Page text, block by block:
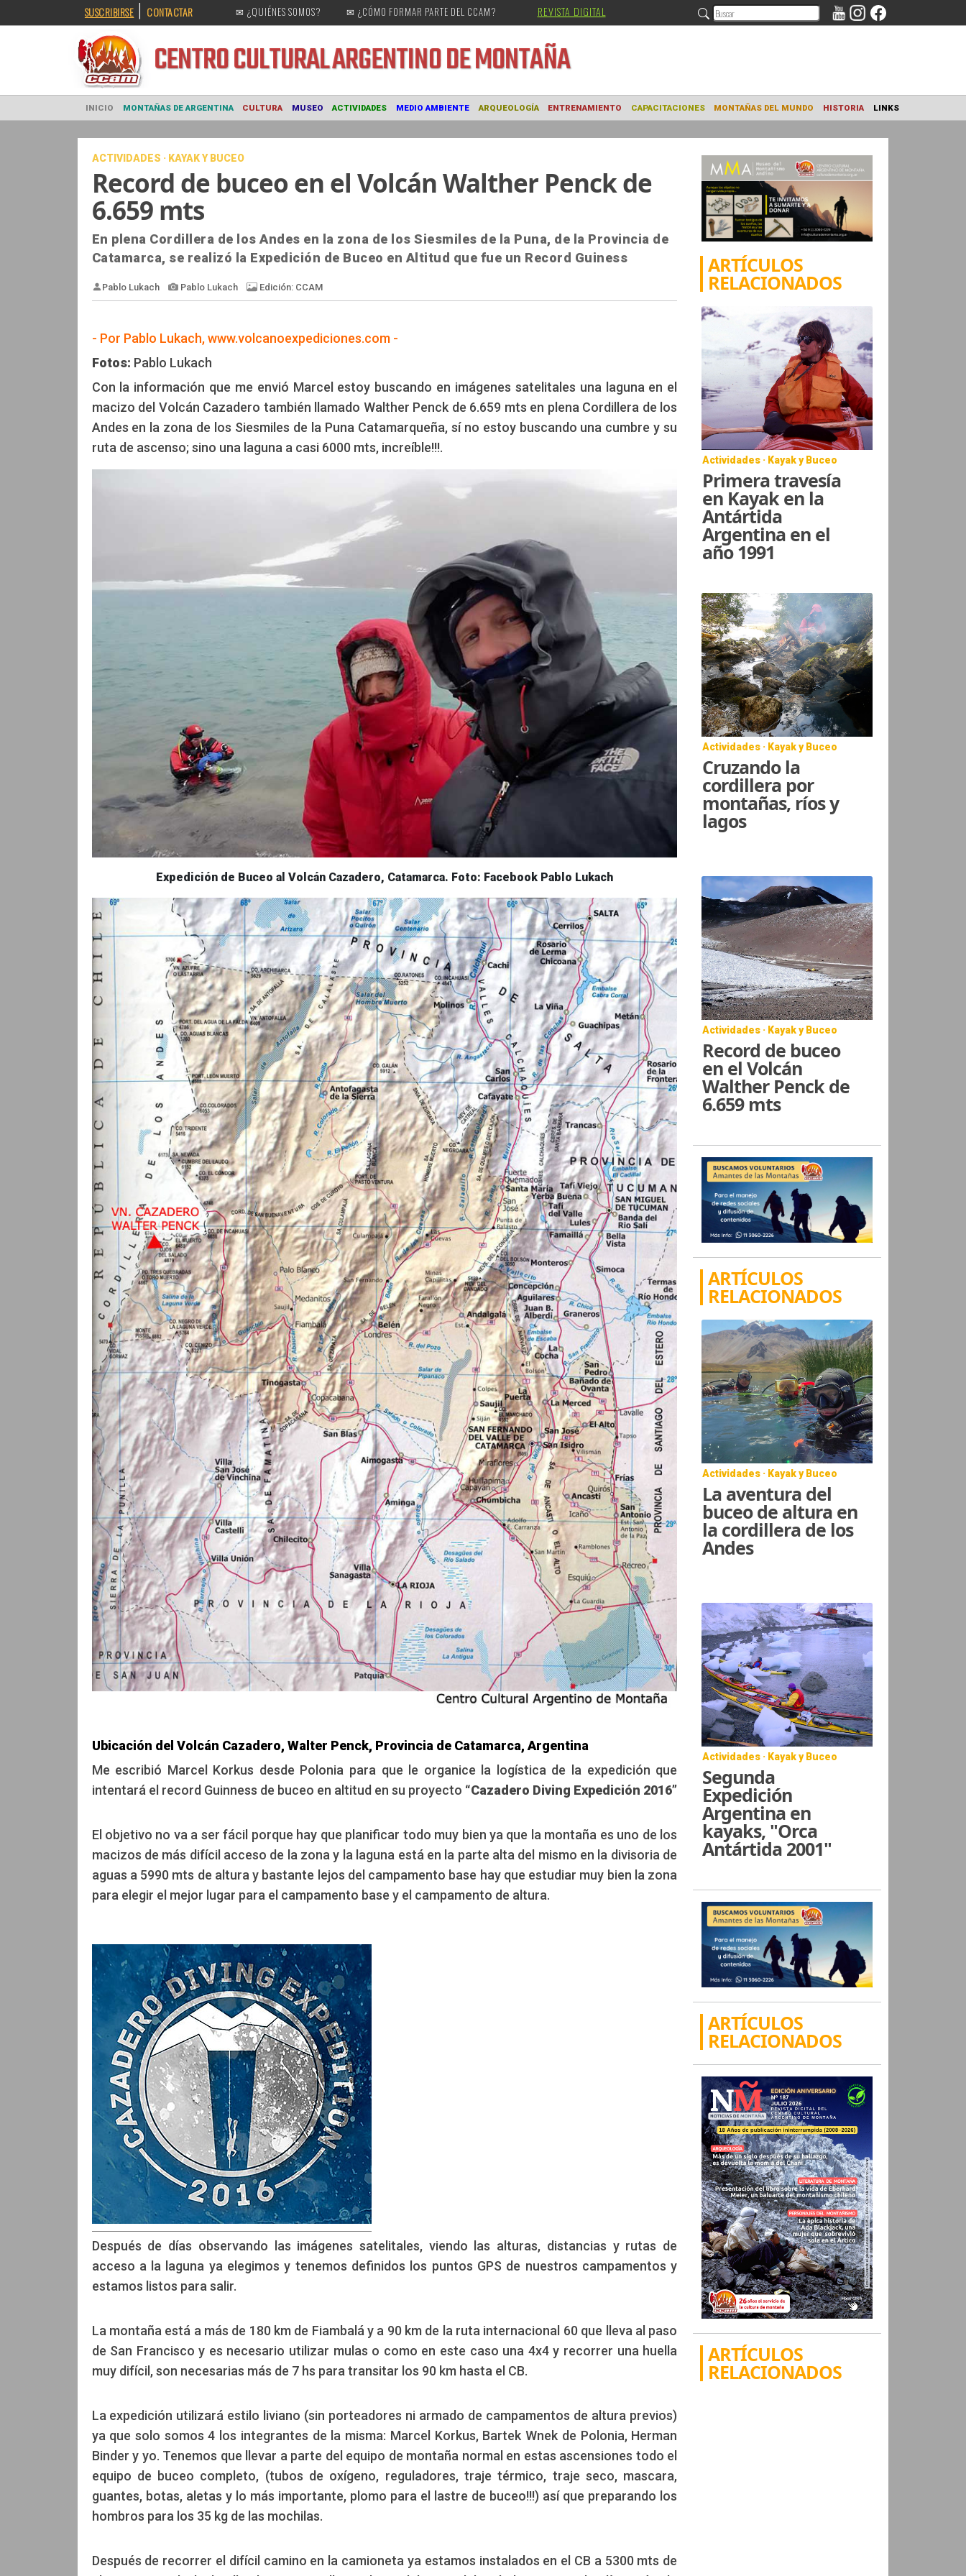
SUSCRIBIRSE | CONTACTAR ✉ ¿QUIÉNES SOMOS? ✉ ¿CÓMO FORMAR PARTE DEL CCAM? REVISTA DIGITAL
CENTRO CULTURALARGENTINO DE MONTAÑA
INICIO MONTAÑAS DE ARGENTINA CULTURA MUSEO ACTIVIDADES MEDIO AMBIENTE ARQUEOLOGÍA ENTRENAMIENTO CAPACITACIONES MONTAÑAS DEL MUNDO HISTORIA
ACTIVIDADES · KAYAK Y BUCEO
Record de buceo en el Volcán Walther Penck de
6.659 mts
En plena Cordillera de los Andes en la zona de los Siesmiles de la Puna, de la Provincia de
Catamarca, se realizó la Expedición de Buceo en Altitud que fue un Record Guiness
Pablo Lukach
- Por Pablo Lukach, www.volcanoexpediciones.com -
Fotos: Pablo Lukach
Con la información que me envió Marcel estoy buscando en imágenes satelitales una laguna en el
macizo del Volcán Cazadero también llamado Walther Penck de 6.659 mts en plena Cordillera de los
Andes en la zona de los Siesmiles de la Puna Catamarqueña, sí no estoy buscando una cumbre y su
ruta de ascenso; sino una laguna a casi 6000 mts, increíble!!!.
Expedición de Buceo al Volcán Cazadero, Catamarca. Foto: Facebook Pablo Lukach
Ubicación del Volcán Cazadero, Walter Penck, Provincia de Catamarca, Argentina
Me escribió Marcel Korkus desde Polonia para que le organice la logística de la expedición que
intentará el record Guinness de buceo en altitud en su proyecto “Cazadero Diving Expedición 2016”
El objetivo no va a ser fácil porque hay que planificar todo muy bien ya que la montaña es uno de los
macizos de más difícil acceso de la zona y la laguna está en la parte alta del mismo en la divisoria de
aguas a 5990 mts de altura y bastante lejos del campamento base hay que estudiar muy bien la zona
para elegir el mejor lugar para el campamento base y el campamento de altura.
Después de días observando las imágenes satelitales, viendo las alturas, distancias y rutas de
acceso a la laguna ya elegimos y tenemos definidos los puntos GPS de nuestros campamentos y
estamos listos para salir.
La montaña está a más de 180 km de Fiambalá y a 90 km de la ruta internacional 60 que lleva al paso
de San Francisco y es necesario utilizar mulas o como en este caso una 4x4 y recorrer una huella
muy difícil, son necesarias más de 7 hs para transitar los 90 km hasta el CB.
La expedición utilizará estilo liviano (sin porteadores ni armado de campamentos de altura previos)
ya que solo somos 4 los integrantes de la misma: Marcel Korkus, Bartek Wnek de Polonia, Herman
Binder y yo. Tenemos que llevar a parte del equipo de montaña normal en estas ascensiones todo el
equipo de buceo completo, (tubos de oxígeno, reguladores, traje térmico, traje seco, mascara,
guantes, botas, aletas y lo más importante, plomo para el lastre de buceo!!!) así que preparando los
hombros para los 35 kg de las mochilas.
Después de recorrer el difícil camino en la camioneta ya estamos instalados en el CB a 5300 mts de
ARTÍCULOS
RELACIONADOS
Actividades · Kayak y Buceo
Primera travesía
en Kayak en la
Antártida
Argentina en el
año 1991
Actividades · Kayak y Buceo
Cruzando la
cordillera por
montañas, ríos y
lagos
Actividades · Kayak y Buceo
Record de buceo
en el Volcán
Walther Penck de
6.659 mts
ARTÍCULOS
RELACIONADOS
Actividades · Kayak y Buceo
La aventura del
buceo de altura en
la cordillera de los
Andes
Actividades · Kayak y Buceo
Segunda
Expedición
Argentina en
kayaks, "Orca
Antártida 2001"
ARTÍCULOS
RELACIONADOS
ARTÍCULOS
RELACIONADOS